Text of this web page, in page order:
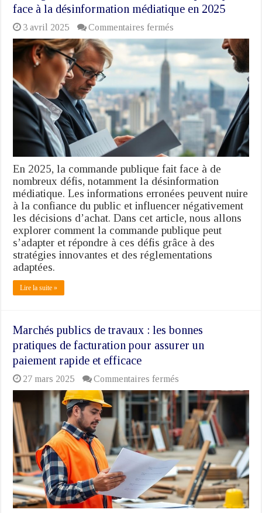
face à la désinformation médiatique en 2025
3 avril 2025 Commentaires fermés
Stratégies
La
commande
publique
face
à
la
désinformation
médiatique
en
2025
En 2025, la commande publique fait face à de
nombreux défis, notamment la désinformation
médiatique. Les informations erronées peuvent nuire
à la confiance du public et influencer négativement
les décisions d’achat. Dans cet article, nous allons
explorer comment la commande publique peut
s’adapter et répondre à ces défis grâce à des
stratégies innovantes et des réglementations
adaptées.
Lire la suite »
Marchés publics de travaux : les bonnes
pratiques de facturation pour assurer un
paiement rapide et efficace
27 mars 2025 Commentaires fermés
Marchés
publics
travaux
:
les
bonnes
pratiques
de
facturation
pour
assurer